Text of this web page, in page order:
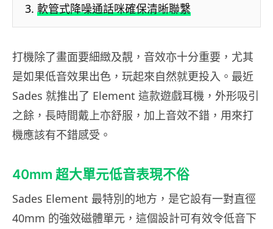
軟管式降噪通話咪確保清晰聯繫
打機除了畫面要細緻及靚，音效亦十分重要，尤其
是如果低音效果出色，玩起來自然就更投入。最近
Sades 就推出了 Element 這款遊戲耳機，外形吸引
之餘，長時間戴上亦舒服，加上音效不錯，用來打
機應該有不錯感受。
40mm 超大單元低音表現不俗
Sades Element 最特別的地方，是它設有一對直徑
40mm 的強效磁體單元，這個設計可有效令低音下